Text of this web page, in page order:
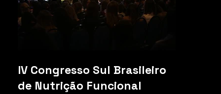
IV Congresso Sul Brasileiro
de Nutrição Funcional